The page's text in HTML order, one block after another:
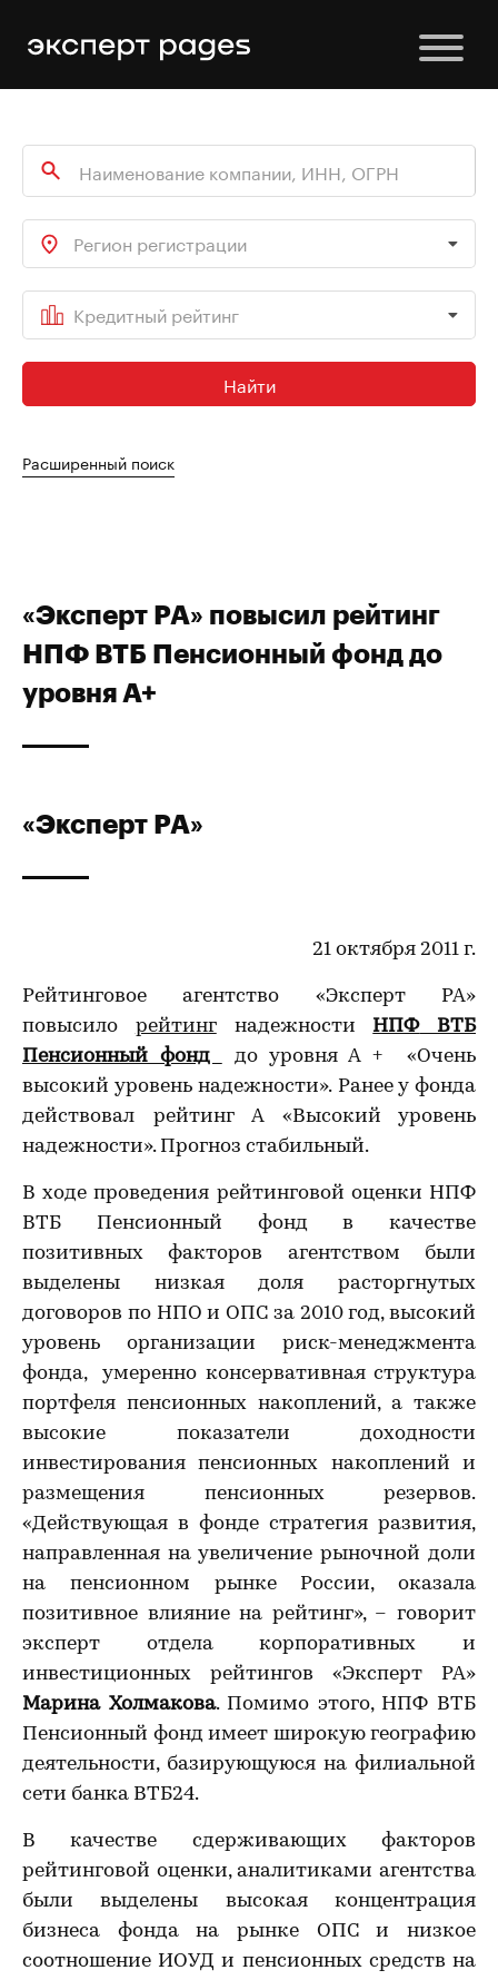
Регион регистрации
Кредитный рейтинг
Найти
Расширенный поиск
«Эксперт РА» повысил рейтинг
НПФ ВТБ Пенсионный фонд до
уровня А+
«Эксперт РА»
21 октября 2011 г.
Рейтинговое агентство «Эксперт РА»
повысило рейтингнадежности НПФ
ВТБ
Пенсионный фонд
до уровня А + «Очень
высокий уровень надежности». Ранее у фонда
действовал рейтинг А «Высокий уровень
надежности». Прогноз стабильный.
В ходе проведения рейтинговой оценки НПФ
ВТБ Пенсионный фонд в качестве
позитивных факторов агентством были
выделены низкая доля расторгнутых
договоров по НПО и ОПС за 2010 год, высокий
уровень организации риск-менеджмента
фонда, умеренно консервативная структура
портфеля пенсионных накоплений, а также
высокие показатели доходности
инвестирования пенсионных накоплений и
размещения пенсионных резервов.
«Действующая в фонде стратегия развития,
направленная на увеличение рыночной доли
на пенсионном рынке России, оказала
позитивное влияние на рейтинг», – говорит
эксперт отдела корпоративных и
инвестиционных рейтингов «Эксперт РА»
Марина Холмакова. Помимо этого, НПФ ВТБ
Пенсионный фонд имеет широкую географию
деятельности, базирующуюся на филиальной
сети банка ВТБ24.
В качестве сдерживающих факторов
рейтинговой оценки, аналитиками агентства
были выделены высокая концентрация
бизнеса фонда на рынке ОПС и низкое
соотношение ИОУД и пенсионных средств на